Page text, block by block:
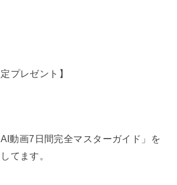
プレゼント】
AI動画7日間完全マスターガイド」を
てます。